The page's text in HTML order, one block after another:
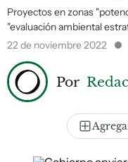
Proyectos en zonas
"evaluación ambiental
22 de noviembre 2022
Por